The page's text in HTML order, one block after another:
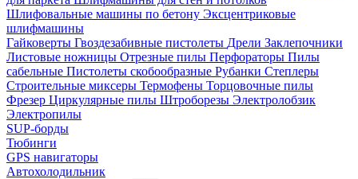
Шлифовальные машины по бетону Эксцентриковые
шлифмашины
Гайковерты Гвоздезабивные пистолеты Дрели Заклепочники
Листовые ножницы Отрезные пилы Перфораторы Пилы
сабельные Пистолеты скобообразные Рубанки Степлеры
Строительные миксеры Термофены Торцовочные пилы
Фрезер Циркулярные пилы Штроборезы Электролобзик
Электропилы
SUP-борды
Тюбинги
GPS навигаторы
Автохолодильник